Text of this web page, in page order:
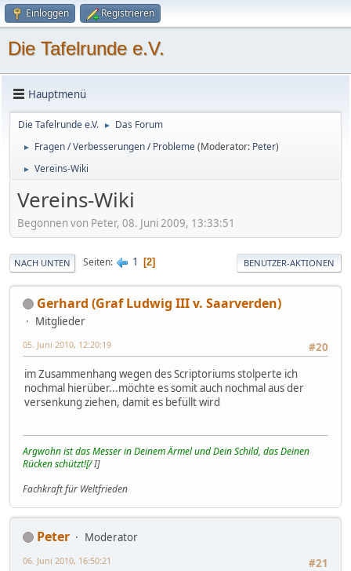
Einloggen Registrieren
Die Tafelrunde e.V.
Hauptmenü
Die Tafelrunde e.V. ► Das Forum
► Fragen / Verbesserungen / Probleme(Moderator: Peter)
► Vereins-Wiki
Vereins-Wiki
Begonnen von Peter, 08. Juni 2009, 13:33:51
NACH UNTEN Seiten 1 2 BENUTZER-AKTIONEN
Gerhard (Graf Ludwig III v. Saarverden)
Mitglieder
#20
05. Juni 2010, 12:20:19
im Zusammenhang wegen des Scriptoriums stolperte ich
nochmal hierüber...möchte es somit auch nochmal aus der
versenkung ziehen, damit es befüllt wird
Argwohn ist das Messer in Deinem Ärmel und Dein Schild, das Deinen
Rücken schützt![/I]
Fachkraft für Weltfrieden
Peter
Moderator
#21
06. Juni 2010, 16:50:21